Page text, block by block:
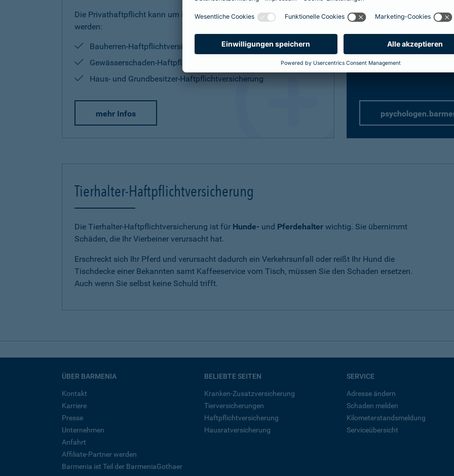
Die Privathaftpflicht kann um individuelle Haftungsrisiken ergänzt
werden:
Bauherren-Haftpflichtversicherung
Gewässerschaden-Haftpflichtversicherung
Haus- und Grundbesitzer-Haftpflichtversicherung
mehr Infos
Exklusive Tarife zu
speziell
Tierhalter-Haftpflichtversicherung
Die Tierhalter-Haftpflichtversicherung ist für Hunde- und Pferdehalter wichtig. Sie übernimmt
Schäden, die Ihr Vierbeiner verursacht hat.
Erschreckt sich Ihr Pferd und verursacht dadurch ein Verkehrsunfall oder reißt Ihr Hund die
Tischdecke einer Bekannten samt Kaffeeservice vom Tisch, müssen Sie den Schaden ersetzen.
Auch wenn Sie selbst keine Schuld trifft.
ÜBER BARMENIA
Kontakt
Karriere
Presse
Unternehmen
Anfahrt
Affiliate-Partner werden
Barmenia ist Teil der BarmeniaGothaer
BELIEBTE SEITEN
Kranken-Zusatzversicherung
Tierversicherungen
Haftpflichtversicherung
Hausratversicherung
SERVICE
Adresse ändern
Schaden melden
Kilometerstandsmeldung
Serviceübersicht